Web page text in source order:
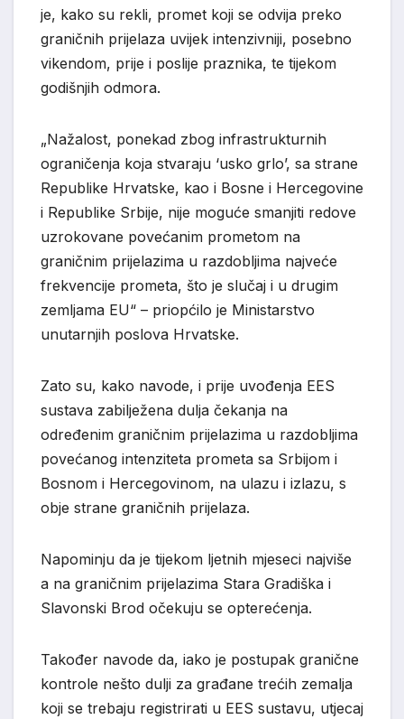
je, kako su rekli, promet koji se odvija preko
graničnih prijelaza uvijek intenzivniji, posebno
vikendom, prije i poslije praznika, te tijekom
godišnjih odmora.
„Nažalost, ponekad zbog infrastrukturnih
ograničenja koja stvaraju ‘usko grlo’, sa strane
Republike Hrvatske, kao i Bosne i Hercegovine
i Republike Srbije, nije moguće smanjiti redove
uzrokovane povećanim prometom na
graničnim prijelazima u razdobljima najveće
frekvencije prometa, što je slučaj i u drugim
zemljama EU“ – priopćilo je Ministarstvo
unutarnjih poslova Hrvatske.
Zato su, kako navode, i prije uvođenja EES
sustava zabilježena dulja čekanja na
određenim graničnim prijelazima u razdobljima
povećanog intenziteta prometa sa Srbijom i
Bosnom i Hercegovinom, na ulazu i izlazu, s
obje strane graničnih prijelaza.
Napominju da je tijekom ljetnih mjeseci najviše
a na graničnim prijelazima Stara Gradiška i
Slavonski Brod očekuju se opterećenja.
Također navode da, iako je postupak granične
kontrole nešto dulji za građane trećih zemalja
koji se trebaju registrirati u EES sustavu, utjecaj